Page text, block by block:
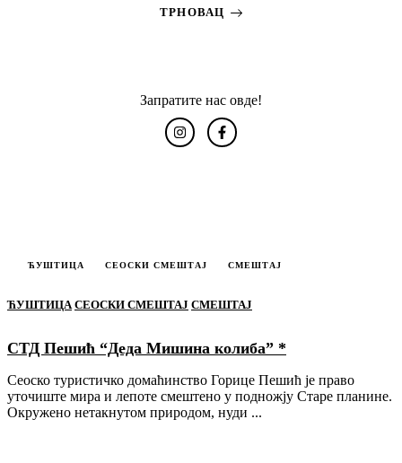
ТРНОВАЦ
Запратите нас овде!
ЋУШТИЦА СЕОСКИ СМЕШТАЈ СМЕШТАЈ
ЋУШТИЦА СЕОСКИ СМЕШТАЈ СМЕШТАЈ
СТД Пешић “Деда Мишина колиба” *
Сеоско туристичко домаћинство Горице Пешић је право
уточиште мира и лепоте смештено у подножју Старе планине.
Окружено нетакнутом природом, нуди ...